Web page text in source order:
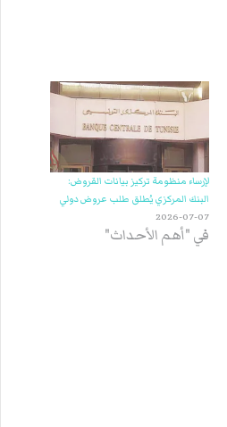
لإرساء منظومة تركيز بيانات القروض:
البنك المركزي يُطلق طلب عروض دولي
2026-07-07
في "أهم الأحداث"